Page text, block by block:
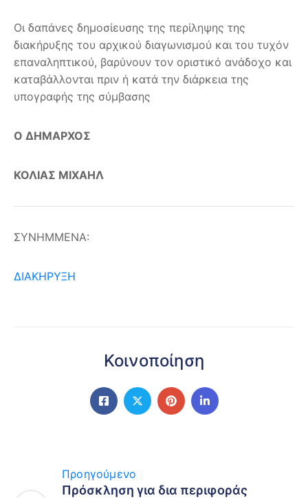
Οι δαπάνες δημοσίευσης της περίληψης της
διακήρυξης του αρχικού διαγωνισμού και του τυχόν
επαναληπτικού, βαρύνουν τον οριστικό ανάδοχο και
καταβάλλονται πριν ή κατά την διάρκεια της
υπογραφής της σύμβασης
Ο ΔΗΜΑΡΧΟΣ
ΚΟΛΙΑΣ ΜΙΧΑΗΛ
ΣΥΝΗΜΜΕΝΑ:
ΔΙΑΚΗΡΥΞΗ
Κοινοποίηση
Προηγούμενο
Πρόσκληση για δια περιφοράς